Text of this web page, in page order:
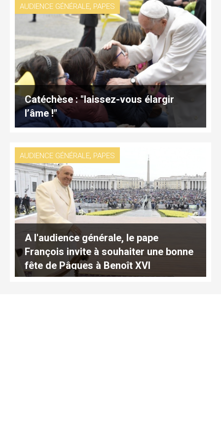
AUDIENCE GÉNÉRALE, PAPES
Catéchèse : "laissez-vous élargir
l’âme !"
AUDIENCE GÉNÉRALE, PAPES
A l'audience générale, le pape
François invite à souhaiter une bonne
fête de Pâques à Benoît XVI